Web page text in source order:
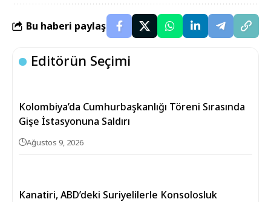
Bu haberi paylaş
Editörün Seçimi
Kolombiya’da Cumhurbaşkanlığı Töreni Sırasında
Gişe İstasyonuna Saldırı
Ağustos 9, 2026
Kanatiri, ABD’deki Suriyelilerle Konsolosluk